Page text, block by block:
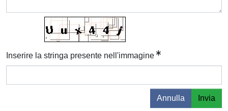
Inserire la stringa presente nell'immagine
Annulla Invia